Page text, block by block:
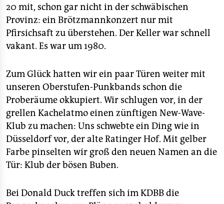
20 mit, schon gar nicht in der schwäbischen
Provinz: ein Brötzmannkonzert nur mit
Pfirsichsaft zu überstehen. Der Keller war schnell
vakant. Es war um 1980.
Zum Glück hatten wir ein paar Türen weiter mit
unseren Oberstufen-Punkbands schon die
Proberäume okkupiert. Wir schlugen vor, in der
grellen Kachelatmo einen zünftigen New-Wave-
Klub zu machen: Uns schwebte ein Ding wie in
Düsseldorf vor, der alte Ratinger Hof. Mit gelber
Farbe pinselten wir groß den neuen Namen an die
Tür: Klub der bösen Buben.
Bei Donald Duck treffen sich im KDBB die